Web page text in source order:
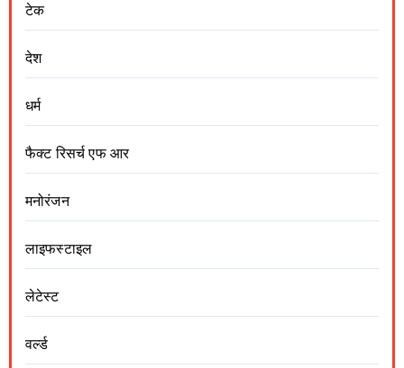
टेक
देश
धर्म
फैक्ट रिसर्च एफ आर
मनोरंजन
लाइफस्टाइल
लेटेस्ट
वर्ल्ड